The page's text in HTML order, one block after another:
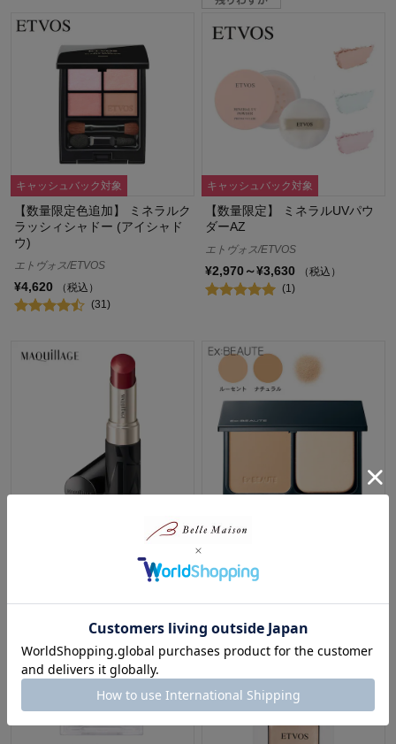
キャッシュバック対象
【数量限定色追加】 ミネラルク
ラッシィシャドー (アイシャド
ウ)
エトヴォス/ETVOS
¥4,620
（税込）
(31)
キャッシュバック対象
【数量限定】 ミネラルUVパウ
ダーAZ
エトヴォス/ETVOS
¥2,970～¥3,630
（税込）
(1)
ドラマティックエッセンスルー
¥3,520～¥4,620